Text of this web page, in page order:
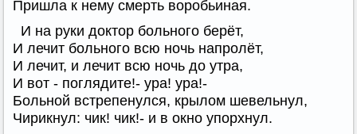
Пришла к нему смерть воробьиная.
И на руки доктор больного берёт,
И лечит больного всю ночь напролёт,
И лечит, и лечит всю ночь до утра,
И вот - поглядите!- ура! ура!-
Больной встрепенулся, крылом шевельнул,
Чирикнул: чик! чик!- и в окно упорхнул.